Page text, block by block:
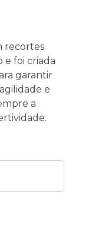
recortes
e foi criada
garantir
e
a